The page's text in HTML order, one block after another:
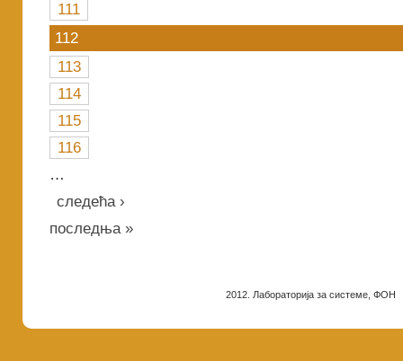
111
112
113
114
115
116
…
следећа ›
последња »
2012. Лабораторија за системе, ФОН